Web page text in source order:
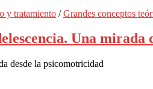
y tratamiento /Grandes conceptos
Una mirada
desde la psicomotricidad